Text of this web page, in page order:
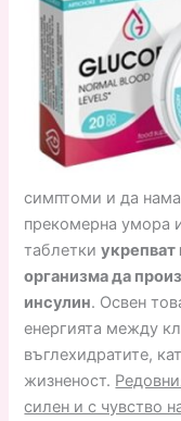
симптоми и да
прекомерна умора
таблеткиукрепват
организма да
инсулин. Освен
енергията между
въглехидратите,
жизненост.
силен и с чувство